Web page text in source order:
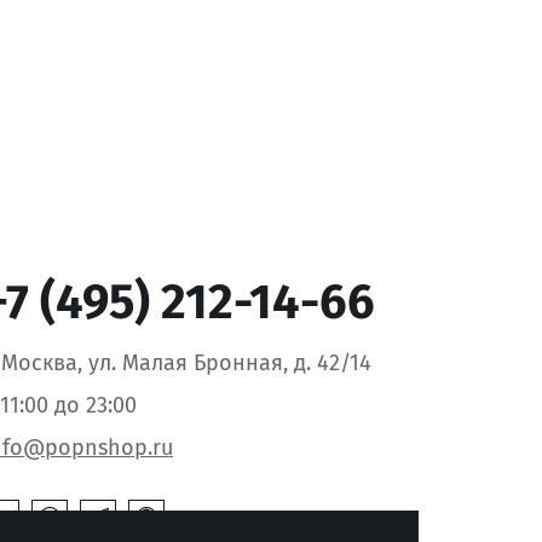
(495) 212-14-66
Москва, ул. Малая Бронная, д. 42/14
до 23:00